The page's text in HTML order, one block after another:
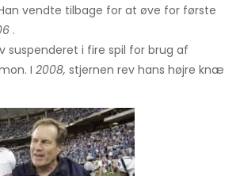
vendte tilbage for at øve for første
.
suspenderet i fire spil for brug af
I 2008, stjernen rev hans højre knæ